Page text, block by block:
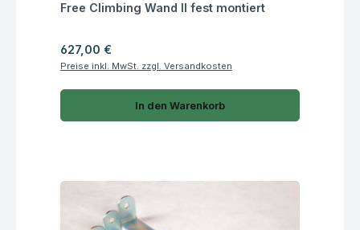
Fragen zum Artikel
Free Climbing Wand II fest montiert
Regulärer Preis:
627,00 €
Preise inkl. MwSt. zzgl. Versandkosten
In den Warenkorb